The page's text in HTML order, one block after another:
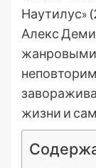
Наутилус»
Алекс
жанровыми
жизни и